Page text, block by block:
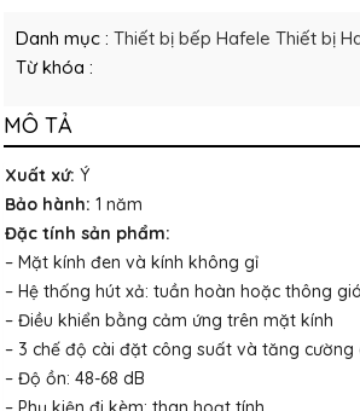
Danh mục : Thiết bị bếp Hafele Thiết bị
Từ khóa :
MÔ TẢ
Xuất xứ: Ý
Bảo hành: 1 năm
Đặc tính sản phẩm:
– Mặt kính đen và kính không gỉ
– Hệ thống hút xả: tuần hoàn hoặc thông gió
– Điều khiển bằng cảm ứng trên mặt kính
– 3 chế độ cài đặt công suất và tăng cường
– Độ ồn: 48-68 dB